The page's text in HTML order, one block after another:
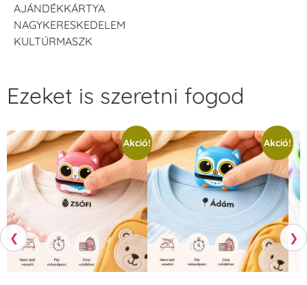
AJÁNDÉKKÁRTYA
NAGYKERESKEDELEM
KULTÚRMASZK
❮
Ezeket is szeretni fogod
Akció! Akció!
❯